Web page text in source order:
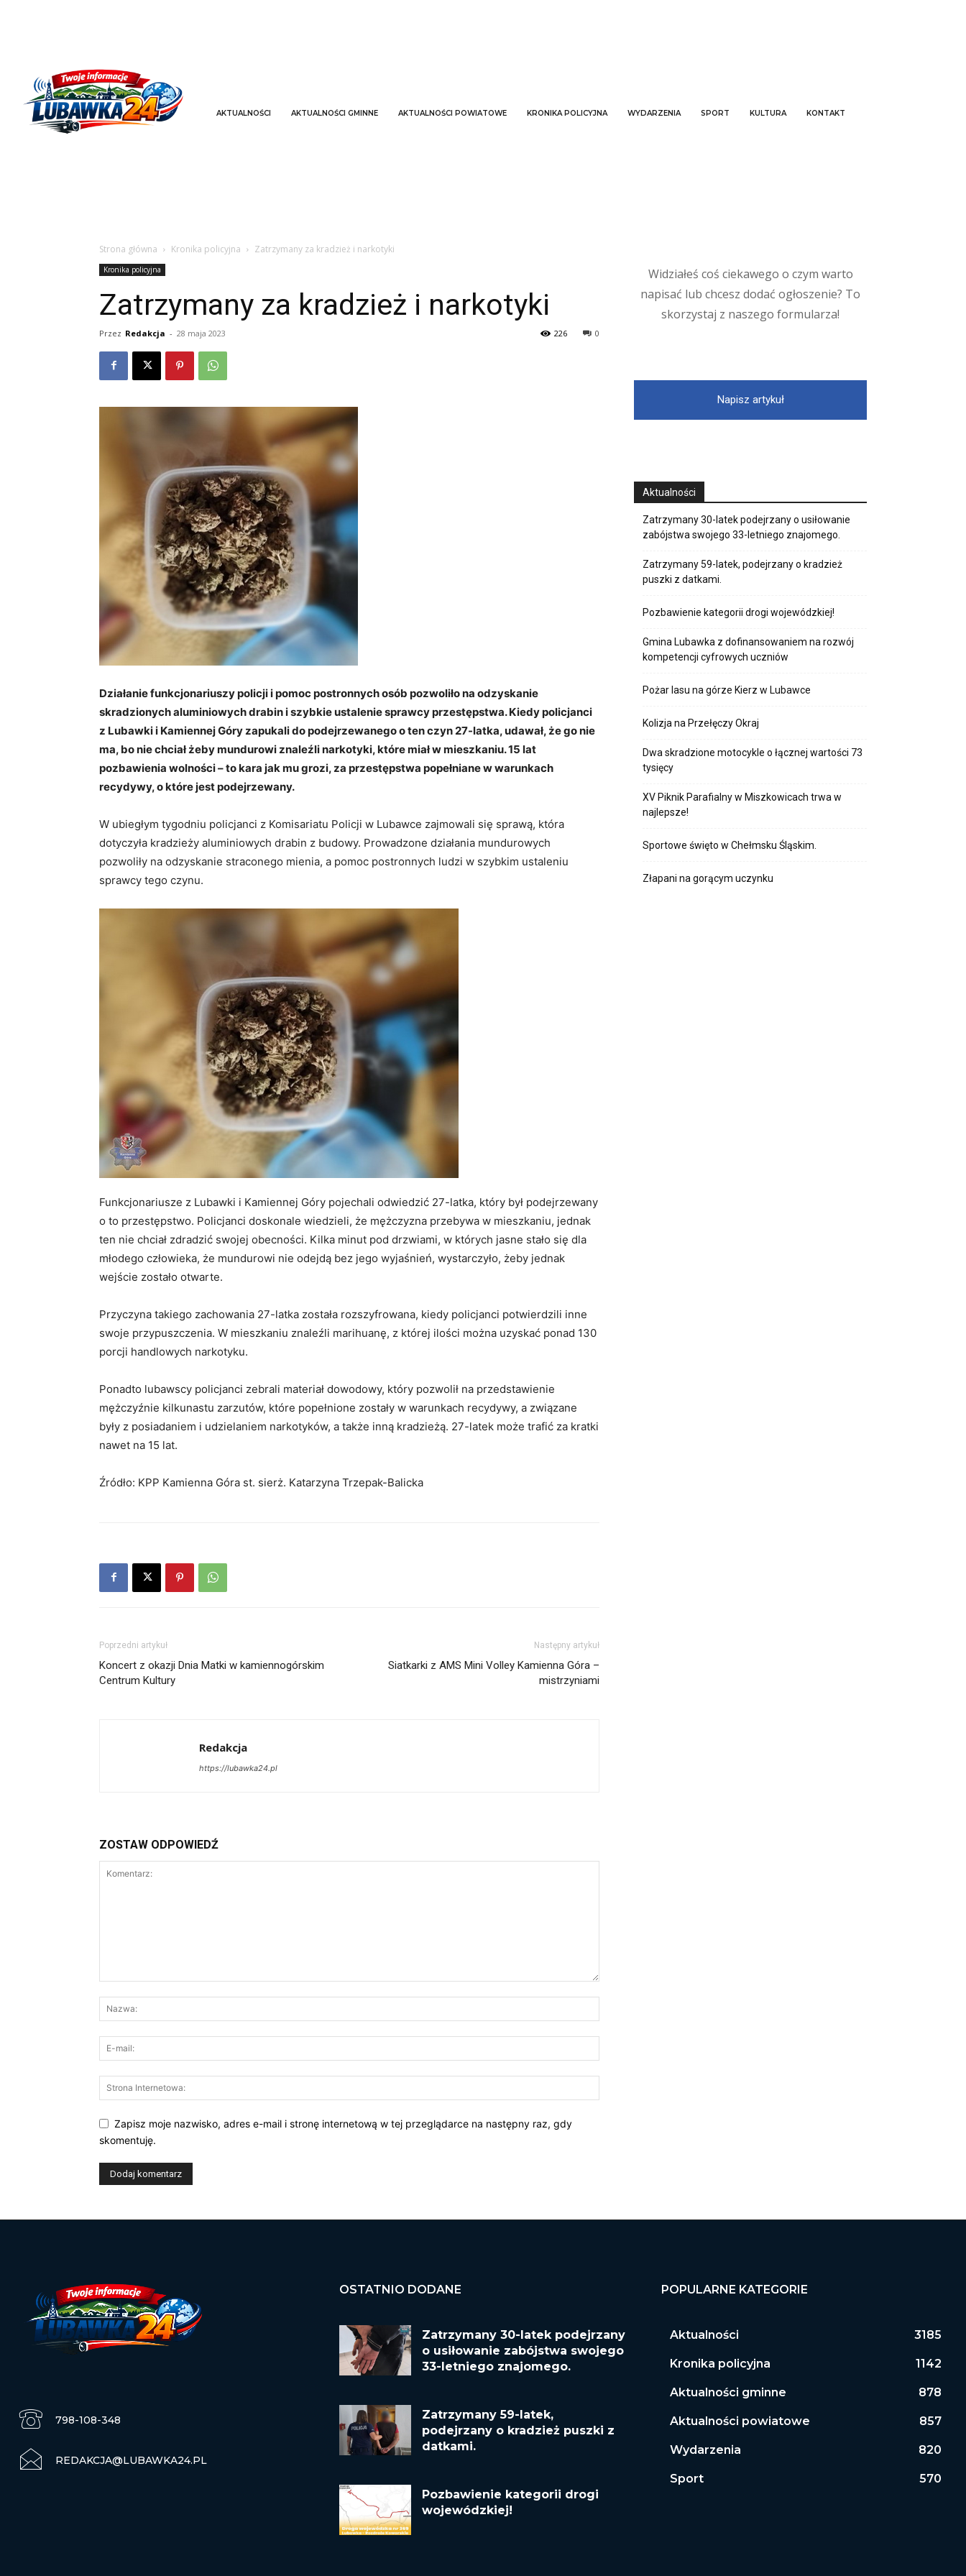
AKTUALNOŚCI AKTUALNOŚCI GMINNE AKTUALNOŚCI POWIATOWE KRONIKA POLICYJNA WYDARZENIA SPORT KULTURA KONTAKT
Strona główna Kronika policyjna Zatrzymany za kradzież i narkotyki
Kronika policyjna
Zatrzymany za kradzież i narkotyki
Przez Redakcja - 28 maja 2023 0
226
Działanie funkcjonariuszy policji i pomoc postronnych osób pozwoliło na odzyskanie
skradzionych aluminiowych drabin i szybkie ustalenie sprawcy przestępstwa. Kiedy policjanci
z Lubawki i Kamiennej Góry zapukali do podejrzewanego o ten czyn 27-latka, udawał, że go nie
ma, bo nie chciał żeby mundurowi znaleźli narkotyki, które miał w mieszkaniu. 15 lat
pozbawienia wolności – to kara jak mu grozi, za przestępstwa popełniane w warunkach
recydywy, o które jest podejrzewany.
W ubiegłym tygodniu policjanci z Komisariatu Policji w Lubawce zajmowali się sprawą, która
dotyczyła kradzieży aluminiowych drabin z budowy. Prowadzone działania mundurowych
pozwoliły na odzyskanie straconego mienia, a pomoc postronnych ludzi w szybkim ustaleniu
sprawcy tego czynu.
Funkcjonariusze z Lubawki i Kamiennej Góry pojechali odwiedzić 27-latka, który był podejrzewany
o to przestępstwo. Policjanci doskonale wiedzieli, że mężczyzna przebywa w mieszkaniu, jednak
ten nie chciał zdradzić swojej obecności. Kilka minut pod drzwiami, w których jasne stało się dla
młodego człowieka, że mundurowi nie odejdą bez jego wyjaśnień, wystarczyło, żeby jednak
wejście zostało otwarte.
Przyczyna takiego zachowania 27-latka została rozszyfrowana, kiedy policjanci potwierdzili inne
swoje przypuszczenia. W mieszkaniu znaleźli marihuanę, z której ilości można uzyskać ponad 130
porcji handlowych narkotyku.
Ponadto lubawscy policjanci zebrali materiał dowodowy, który pozwolił na przedstawienie
mężczyźnie kilkunastu zarzutów, które popełnione zostały w warunkach recydywy, a związane
były z posiadaniem i udzielaniem narkotyków, a także inną kradzieżą. 27-latek może trafić za kratki
nawet na 15 lat.
Źródło: KPP Kamienna Góra st. sierż. Katarzyna Trzepak-Balicka
Poprzedni artykuł
Koncert z okazji Dnia Matki w kamiennogórskim
Centrum Kultury
Następny artykuł
Siatkarki z AMS Mini Volley Kamienna Góra –
mistrzyniami
Redakcja
https://lubawka24.pl
ZOSTAW ODPOWIEDŹ
Zapisz moje nazwisko, adres e-mail i stronę internetową w tej przeglądarce na następny raz, gdy
skomentuję.
Widziałeś coś ciekawego o czym warto
napisać lub chcesz dodać ogłoszenie? To
skorzystaj z naszego formularza!
Napisz artykuł
Aktualności
Zatrzymany 30-latek podejrzany o usiłowanie
zabójstwa swojego 33-letniego znajomego.
Zatrzymany 59-latek, podejrzany o kradzież
puszki z datkami.
Pozbawienie kategorii drogi wojewódzkiej!
Gmina Lubawka z dofinansowaniem na rozwój
kompetencji cyfrowych uczniów
Pożar lasu na górze Kierz w Lubawce
Kolizja na Przełęczy Okraj
Dwa skradzione motocykle o łącznej wartości 73
tysięcy
XV Piknik Parafialny w Miszkowicach trwa w
najlepsze!
Sportowe święto w Chełmsku Śląskim.
Złapani na gorącym uczynku
798-108-348
REDAKCJA@LUBAWKA24.PL
OSTATNIO DODANE
Zatrzymany 30-latek podejrzany
o usiłowanie zabójstwa swojego
33-letniego znajomego.
Zatrzymany 59-latek,
podejrzany o kradzież puszki z
datkami.
Pozbawienie kategorii drogi
wojewódzkiej!
POPULARNE KATEGORIE
Aktualności 3185
Kronika policyjna 1142
Aktualności gminne 878
Aktualności powiatowe 857
Wydarzenia 820
Sport 570